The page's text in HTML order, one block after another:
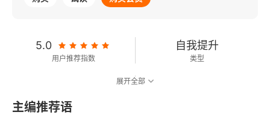
5.0
用户推荐指数
自我提升
类型
展开全部
主编推荐语